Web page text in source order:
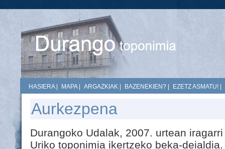
HASIERA| MAPA| ARGAZKIAK BAZENEKIEN? EZETZ ASMATU!
Aurkezpena
Durangoko Udalak, 2007. urtean
Uriko toponimia ikertzeko beka-deialdia.